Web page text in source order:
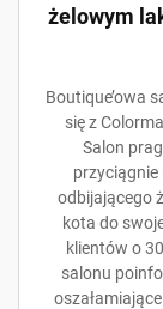
żelowym
Boutique’owa
się z
Salon
przyciągnie
odbijającego
kota do
klientów o
salonu